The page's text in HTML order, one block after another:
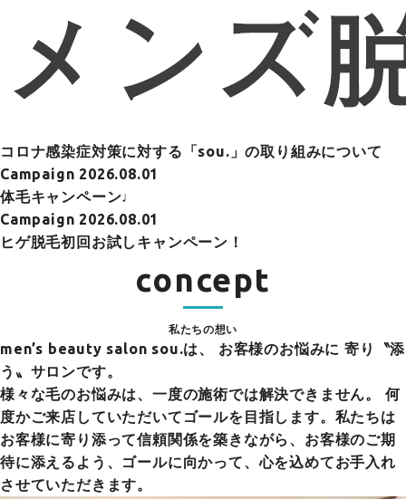
コロナ感染症対策に対する「sou.」の取り組みについて
Campaign 2026.08.01
体毛キャンペーン♩
Campaign 2026.08.01
ヒゲ脱毛初回お試しキャンペーン！
concept
私たちの想い
men’s beauty salon sou.は、
お客様のお悩みに 寄り〝添
う〟サロンです。
様々な毛のお悩みは、一度の施術では解決できません。 何
度かご来店していただいてゴールを目指します。私たちは
お客様に寄り添って信頼関係を築きながら、お客様のご期
待に添えるよう、ゴールに向かって、心を込めてお手入れ
させていただきます。